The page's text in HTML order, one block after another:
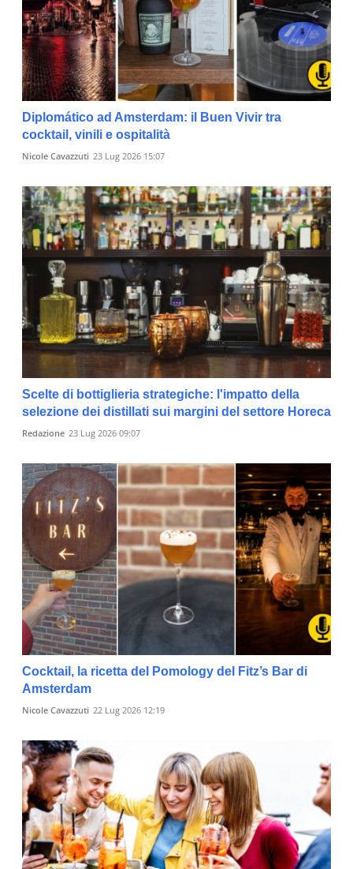
Diplomático ad Amsterdam: il Buen Vivir tra
cocktail, vinili e ospitalità
Nicole Cavazzuti 23 Lug 2026 15:07
Scelte di bottiglieria strategiche: l'impatto della
selezione dei distillati sui margini del settore Horeca
Redazione 23 Lug 2026 09:07
Cocktail, la ricetta del Pomology del Fitz’s Bar di
Amsterdam
Nicole Cavazzuti 22 Lug 2026 12:19